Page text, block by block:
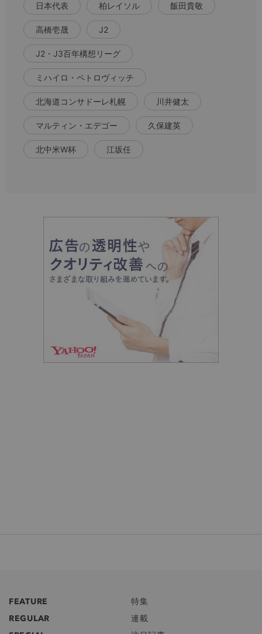
日本代表 柏レイソル 飯田貴敬
高橋壱晟 J2
J2・J3百年構想リーグ
ミハイロ・ペトロヴィッチ
北海道コンサドーレ札幌 川井健太
マルティン・エデゴー 久保建英
北中米W杯 江坂任
FEATURE
特集
REGULAR
連載